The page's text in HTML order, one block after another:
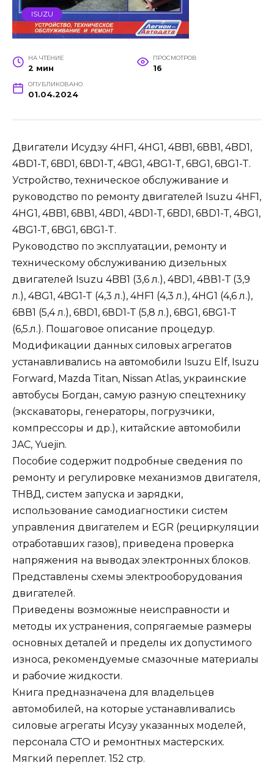
ISUZU
НА ЧТЕНИЕ
2 мин
ПРОСМОТРОВ
16
ОПУБЛИКОВАНО
01.04.2024
Двигатели Исудзу 4HF1, 4HG1, 4BB1, 6ВВ1, 4BD1,
4ВD1-Т, 6BD1, 6ВD1-Т, 4BG1, 4BG1-T, 6BG1, 6BG1-T.
Устройство, техническое обслуживание и
руководство по ремонту двигателей Isuzu 4HF1,
4HG1, 4BB1, 6ВВ1, 4BD1, 4ВD1-Т, 6BD1, 6ВD1-Т, 4BG1,
4BG1-T, 6BG1, 6BG1-T.
Руководство по эксплуатации, ремонту и
техническому обслуживанию дизельных
двигателей Isuzu 4BB1 (3,6 л.), 4BD1, 4ВВ1-Т (3,9
л.), 4BG1, 4BG1-T (4,3 л.), 4HF1 (4,3 л.), 4HG1 (4,6 л.),
6ВВ1 (5,4 л.), 6BD1, 6ВD1-Т (5,8 л.), 6BG1, 6BG1-T
(6,5.л.). Пошаговое описание процедур.
Модификации данных силовых агрегатов
устанавливались на автомобили Isuzu Elf, Isuzu
Forward, Mazda Titan, Nissan Atlas, украинские
автобусы Богдан, самую разную спецтехнику
(экскаваторы, генераторы, погрузчики,
компрессоры и др.), китайские автомобили
JAC, Yuejin.
Пособие содержит подробные сведения по
ремонту и регулировке механизмов двигателя,
ТНВД, систем запуска и зарядки,
использование самодиагностики систем
управления двигателем и EGR (рециркуляции
отработавших газов), приведена проверка
напряжения на выводах электронных блоков.
Представлены схемы электрооборудования
двигателей.
Приведены возможные неисправности и
методы их устранения, сопрягаемые размеры
основных деталей и пределы их допустимого
износа, рекомендуемые смазочные материалы
и рабочие жидкости.
Книга предназначена для владельцев
автомобилей, на которые устанавливались
силовые агрегаты Исузу указанных моделей,
персонала СТО и ремонтных мастерских.
Мягкий переплет. 152 стр.